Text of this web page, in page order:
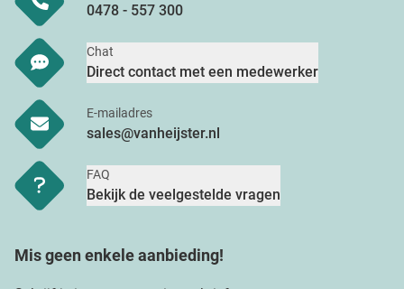
0478 - 557 300
Chat
Direct contact met een medewerker
E-mailadres
sales@vanheijster.nl
FAQ
Bekijk de veelgestelde vragen
Mis geen enkele aanbieding!